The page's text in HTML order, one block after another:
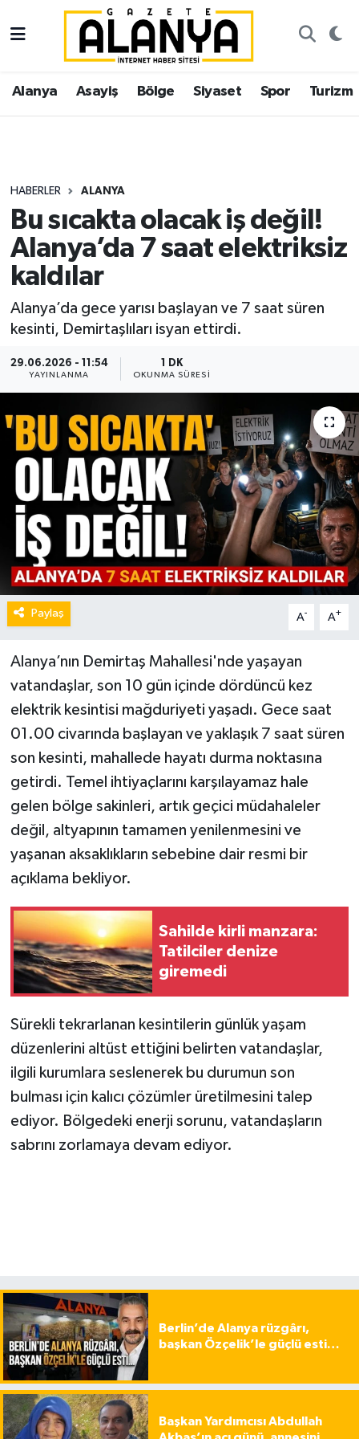
Alanya Asayiş Bölge Siyaset Spor Turizm
HABERLER ALANYA
Bu sıcakta olacak iş değil!
Alanya’da 7 saat elektriksiz
kaldılar
Alanya’da gece yarısı başlayan ve 7 saat süren
kesinti, Demirtaşlıları isyan ettirdi.
29.06.2026 - 11:54
YAYINLANMA
1 DK
OKUNMA SÜRESI
Paylaş A- A+
Alanya’nın Demirtaş Mahallesi'nde yaşayan
vatandaşlar, son 10 gün içinde dördüncü kez
elektrik kesintisi mağduriyeti yaşadı. Gece saat
01.00 civarında başlayan ve yaklaşık 7 saat süren
son kesinti, mahallede hayatı durma noktasına
getirdi. Temel ihtiyaçlarını karşılayamaz hale
gelen bölge sakinleri, artık geçici müdahaleler
değil, altyapının tamamen yenilenmesini ve
yaşanan aksaklıkların sebebine dair resmi bir
açıklama bekliyor.
Sahilde kirli manzara:
Tatilciler denize
giremedi
Sürekli tekrarlanan kesintilerin günlük yaşam
düzenlerini altüst ettiğini belirten vatandaşlar,
ilgili kurumlara seslenerek bu durumun son
bulması için kalıcı çözümler üretilmesini talep
ediyor. Bölgedeki enerji sorunu, vatandaşların
sabrını zorlamaya devam ediyor.
Berlin’de Alanya rüzgârı,
başkan Özçelik’le güçlü esti…
Başkan Yardımcısı Abdullah
Alanya
Asayiş
Siyaset
Spor
Turizm
Ekonomi
İstanbul Nöbetçi Eczaneler
İstanbul Hava Durumu
Süper Lig Puan Durumu ve Fikstür
Tüm Manşetler
Son Dakika Haberleri
Haber Arşivi